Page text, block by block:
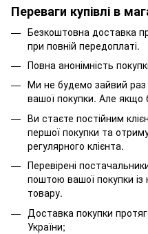
Переваги купівлі в
Безкоштовна доставка
при повній передоплаті.
Повна анонімність
Ми не будемо зайвий
вашої покупки. Але
Ви стаєте постійним
першої покупки та
регулярного клієнта.
Перевірені
поштою вашої покупки
товару.
Доставка покупки
України;